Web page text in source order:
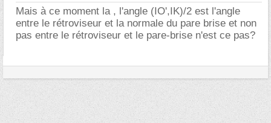
Mais à ce moment la , l'angle (IO',IK)/2 est l'angle
entre le rétroviseur et la normale du pare brise et non
pas entre le rétroviseur et le pare-brise n'est ce pas?